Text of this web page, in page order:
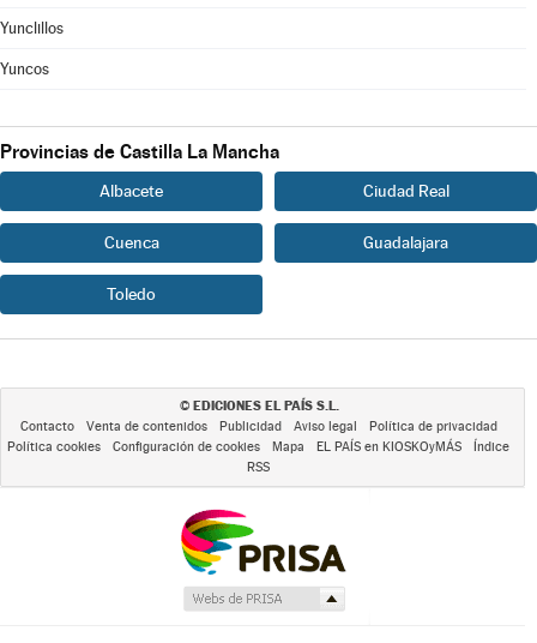
Yunclillos
Yuncos
Provincias de Castilla La Mancha
Albacete Ciudad Real
Cuenca Guadalajara
Toledo
© EDICIONES EL PAÍS S.L.
Contacto Venta de contenidos Publicidad Aviso legal
Política de privacidad
Política cookies
Configuración de cookies Mapa EL PAÍS en KIOSKOyMÁS
Índice
RSS